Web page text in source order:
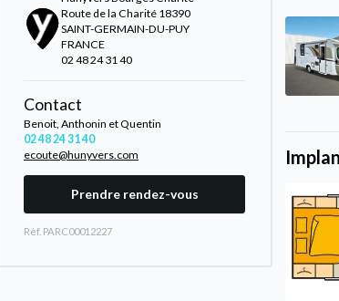
Route de la Charité 18390
SAINT-GERMAIN-DU-PUY
FRANCE
02 48 24 31 40
Contact
Benoit, Anthonin et Quentin
02 48 24 31 40
ecoute@hunyvers.com
Prendre rendez-vous
Rèf. PARC00012227